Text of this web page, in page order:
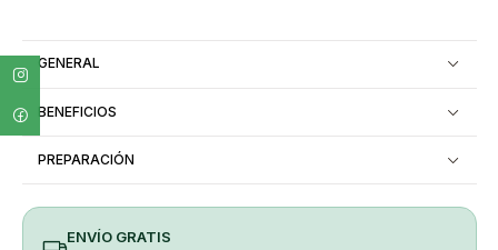
GENERAL
BENEFICIOS
PREPARACIÓN
ENVÍO GRATIS